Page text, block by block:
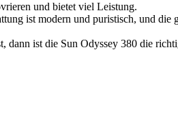
und bietet viel Leistung.
ist modern und puristisch, und
ist die Sun Odyssey 380 die